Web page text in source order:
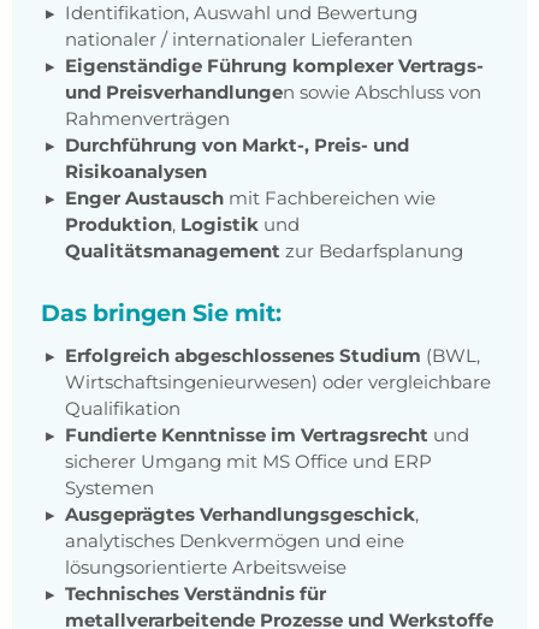
Identifikation, Auswahl und Bewertung
nationaler / internationaler Lieferanten
Eigenständige Führung komplexer Vertrags-
und Preisverhandlungen sowie Abschluss von
Rahmenverträgen
Durchführung von Markt-, Preis- und
Risikoanalysen
Enger Austausch mit Fachbereichen wie
Produktion, Logistik und
Qualitätsmanagement zur Bedarfsplanung
Das bringen Sie mit:
Erfolgreich abgeschlossenes Studium (BWL,
Wirtschaftsingenieurwesen) oder vergleichbare
Qualifikation
Fundierte Kenntnisse im Vertragsrecht und
sicherer Umgang mit MS Office und ERP
Systemen
Ausgeprägtes Verhandlungsgeschick,
analytisches Denkvermögen und eine
lösungsorientierte Arbeitsweise
Technisches Verständnis für
metallverarbeitende Prozesse und Werkstoffe